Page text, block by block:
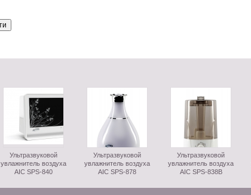
Ультразвуковой
увлажнитель воздуха
AIC SPS-840
Ультразвуковой
увлажнитель воздуха
AIC SPS-878
Ультразвуковой
увлажнитель воздуха
AIC SPS-838B